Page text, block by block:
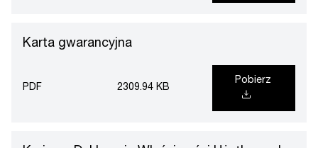
Karta gwarancyjna
PDF 2309.94 KB
Pobierz